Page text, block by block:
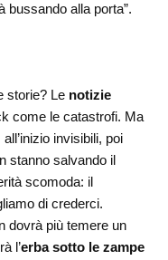
bussando alla porta”.
storie? Le notizie
come le catastrofi. Ma
invisibili, poi
stanno salvando il
scomoda: il
di crederci.
dovrà più temere un
l’erba sotto le zampe